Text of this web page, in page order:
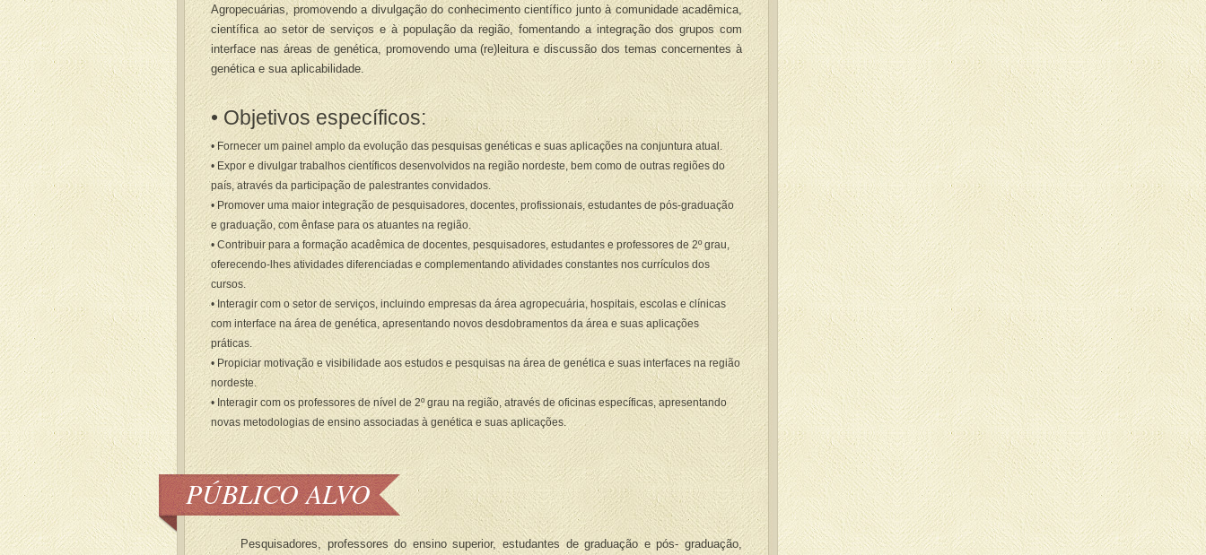
Agropecuárias, promovendo a divulgação do conhecimento científico junto à comunidade acadêmica,
científica ao setor de serviços e à população da região, fomentando a integração dos grupos com
interface nas áreas de genética, promovendo uma (re)leitura e discussão dos temas concernentes à
genética e sua aplicabilidade.
• Objetivos específicos:
• Fornecer um painel amplo da evolução das pesquisas genéticas e suas aplicações na conjuntura atual.
• Expor e divulgar trabalhos científicos desenvolvidos na região nordeste, bem como de outras regiões do
país, através da participação de palestrantes convidados.
• Promover uma maior integração de pesquisadores, docentes, profissionais, estudantes de pós-graduação
e graduação, com ênfase para os atuantes na região.
• Contribuir para a formação acadêmica de docentes, pesquisadores, estudantes e professores de 2º grau,
oferecendo-lhes atividades diferenciadas e complementando atividades constantes nos currículos dos
cursos.
• Interagir com o setor de serviços, incluindo empresas da área agropecuária, hospitais, escolas e clínicas
com interface na área de genética, apresentando novos desdobramentos da área e suas aplicações
práticas.
• Propiciar motivação e visibilidade aos estudos e pesquisas na área de genética e suas interfaces na região
nordeste.
• Interagir com os professores de nível de 2º grau na região, através de oficinas específicas, apresentando
novas metodologias de ensino associadas à genética e suas aplicações.
PÚBLICO ALVO
Pesquisadores, professores do ensino superior, estudantes de graduação e pós- graduação,